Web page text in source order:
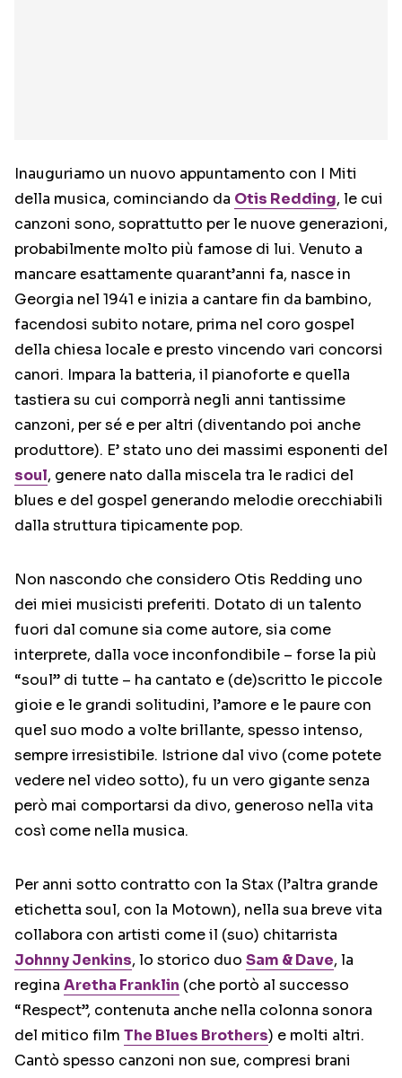
Inauguriamo un nuovo appuntamento con I Miti
della musica, cominciando da Otis Redding, le cui
canzoni sono, soprattutto per le nuove generazioni,
probabilmente molto più famose di lui. Venuto a
mancare esattamente quarant’anni fa, nasce in
Georgia nel 1941 e inizia a cantare fin da bambino,
facendosi subito notare, prima nel coro gospel
della chiesa locale e presto vincendo vari concorsi
canori. Impara la batteria, il pianoforte e quella
tastiera su cui comporrà negli anni tantissime
canzoni, per sé e per altri (diventando poi anche
produttore). E’ stato uno dei massimi esponenti del
soul, genere nato dalla miscela tra le radici del
blues e del gospel generando melodie orecchiabili
dalla struttura tipicamente pop.
Non nascondo che considero Otis Redding uno
dei miei musicisti preferiti. Dotato di un talento
fuori dal comune sia come autore, sia come
interprete, dalla voce inconfondibile – forse la più
“soul” di tutte – ha cantato e (de)scritto le piccole
gioie e le grandi solitudini, l’amore e le paure con
quel suo modo a volte brillante, spesso intenso,
sempre irresistibile. Istrione dal vivo (come potete
vedere nel video sotto), fu un vero gigante senza
però mai comportarsi da divo, generoso nella vita
così come nella musica.
Per anni sotto contratto con la Stax (l’altra grande
etichetta soul, con la Motown), nella sua breve vita
collabora con artisti come il (suo) chitarrista
Johnny Jenkins, lo storico duo Sam & Dave, la
regina Aretha Franklin (che portò al successo
“Respect”, contenuta anche nella colonna sonora
del mitico film The Blues Brothers) e molti altri.
Cantò spesso canzoni non sue, compresi brani